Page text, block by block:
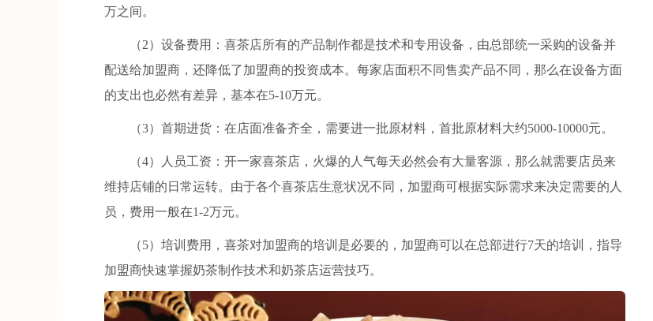
万之间。
（2）设备费用：喜茶店所有的产品制作都是技术和专用设备，由总部统一采购的设备并
配送给加盟商，还降低了加盟商的投资成本。每家店面积不同售卖产品不同，那么在设备方面
的支出也必然有差异，基本在5-10万元。
（3）首期进货：在店面准备齐全，需要进一批原材料，首批原材料大约5000-10000元。
（4）人员工资：开一家喜茶店，火爆的人气每天必然会有大量客源，那么就需要店员来
维持店铺的日常运转。由于各个喜茶店生意状况不同，加盟商可根据实际需求来决定需要的人
员，费用一般在1-2万元。
（5）培训费用，喜茶对加盟商的培训是必要的，加盟商可以在总部进行7天的培训，指导
加盟商快速掌握奶茶制作技术和奶茶店运营技巧。